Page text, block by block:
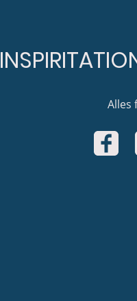
Alles